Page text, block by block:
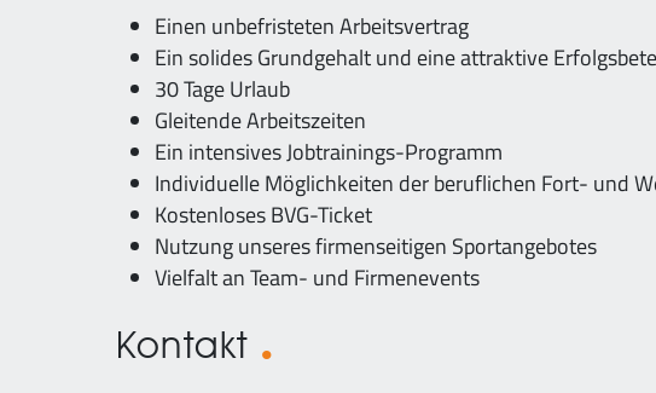
Einen unbefristeten Arbeitsvertrag
Ein solides Grundgehalt und eine attraktive
30 Tage Urlaub
Gleitende Arbeitszeiten
Ein intensives Jobtrainings-Programm
Individuelle Möglichkeiten der beruflichen Fort- und
Kostenloses BVG-Ticket
Nutzung unseres firmenseitigen Sportangebotes
Vielfalt an Team- und Firmenevents
Kontakt